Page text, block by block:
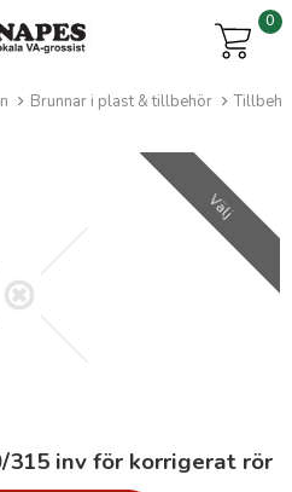
0
Brunnar i plast & tillbehör
Tillbeh
Välj
315 inv för korrigerat rör